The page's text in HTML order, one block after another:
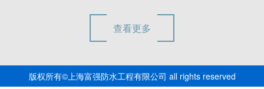
查看更多
版权所有©上海富强防水工程有限公司 all rights reserved